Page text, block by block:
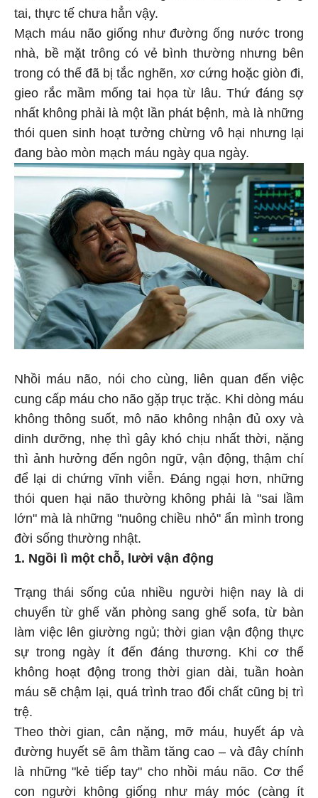
tai, thực tế chưa hẳn vậy.
Mạch máu não giống như đường ống nước trong
nhà, bề mặt trông có vẻ bình thường nhưng bên
trong có thể đã bị tắc nghẽn, xơ cứng hoặc giòn đi,
gieo rắc mầm mống tai họa từ lâu. Thứ đáng sợ
nhất không phải là một lần phát bệnh, mà là những
thói quen sinh hoạt tưởng chừng vô hại nhưng lại
đang bào mòn mạch máu ngày qua ngày.
Nhồi máu não, nói cho cùng, liên quan đến việc
cung cấp máu cho não gặp trục trặc. Khi dòng máu
không thông suốt, mô não không nhận đủ oxy và
dinh dưỡng, nhẹ thì gây khó chịu nhất thời, nặng
thì ảnh hưởng đến ngôn ngữ, vận động, thậm chí
để lại di chứng vĩnh viễn. Đáng ngại hơn, những
thói quen hại não thường không phải là "sai lầm
lớn" mà là những "nuông chiều nhỏ" ẩn mình trong
đời sống thường nhật.
1. Ngồi lì một chỗ, lười vận động
Trạng thái sống của nhiều người hiện nay là di
chuyển từ ghế văn phòng sang ghế sofa, từ bàn
làm việc lên giường ngủ; thời gian vận động thực
sự trong ngày ít đến đáng thương. Khi cơ thể
không hoạt động trong thời gian dài, tuần hoàn
máu sẽ chậm lại, quá trình trao đổi chất cũng bị trì
trệ.
Theo thời gian, cân nặng, mỡ máu, huyết áp và
đường huyết sẽ âm thầm tăng cao – và đây chính
là những "kẻ tiếp tay" cho nhồi máu não. Cơ thể
con người không giống như máy móc (càng ít